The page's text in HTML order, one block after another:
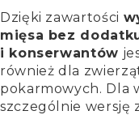
Dzięki zawartości
mięsa bez
i konserwantów
również dla
pokarmowych. Dla
szczególnie wersję